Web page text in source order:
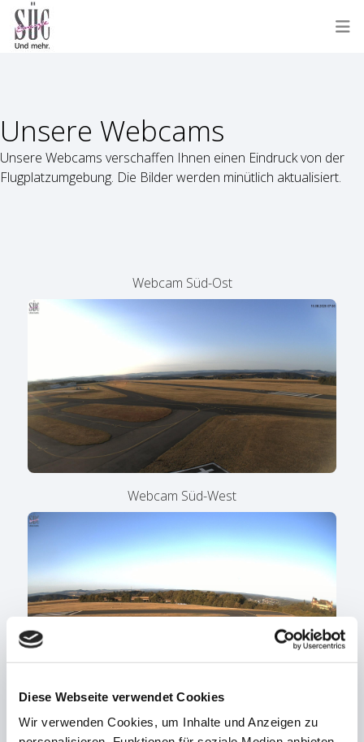
Diese Webseite verwendet Cookies
Wir verwenden Cookies, um Inhalte und Anzeigen zu
Unsere Webcams
Unsere Webcams verschaffen Ihnen einen Eindruck von der
Flugplatzumgebung. Die Bilder werden minütlich aktualisiert.
Webcam Süd-Ost
Webcam Süd-West